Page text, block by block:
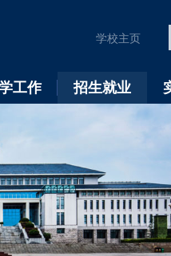
学校主页
工作 招生就业